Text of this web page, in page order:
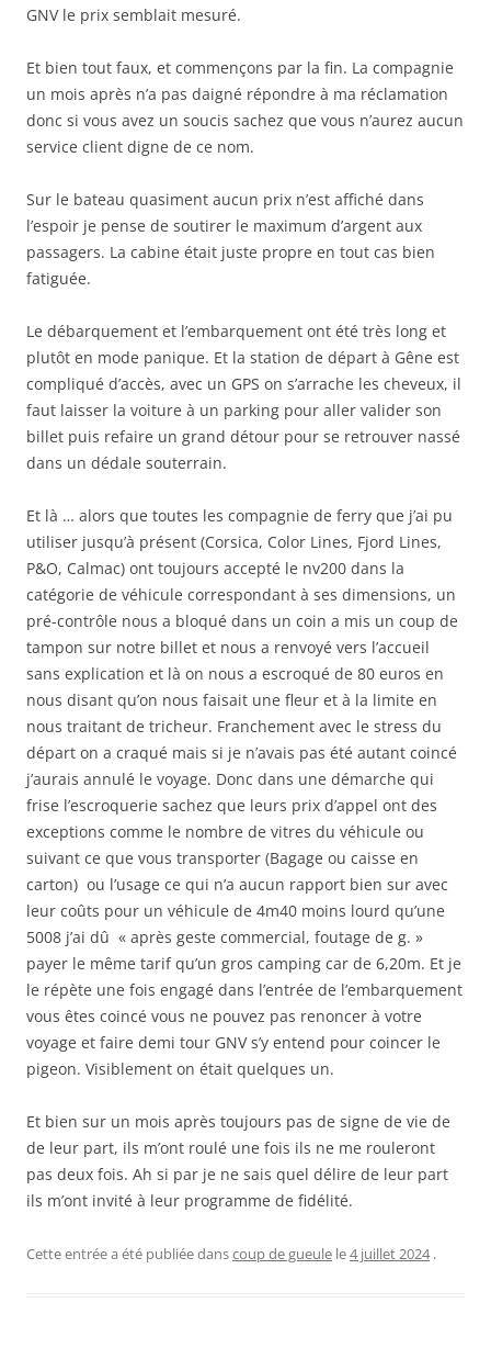
GNV le prix semblait mesuré.
Et bien tout faux, et commençons par la fin. La compagnie
un mois après n’a pas daigné répondre à ma réclamation
donc si vous avez un soucis sachez que vous n’aurez aucun
service client digne de ce nom.
Sur le bateau quasiment aucun prix n’est affiché dans
l’espoir je pense de soutirer le maximum d’argent aux
passagers. La cabine était juste propre en tout cas bien
fatiguée.
Le débarquement et l’embarquement ont été très long et
plutôt en mode panique. Et la station de départ à Gêne est
compliqué d’accès, avec un GPS on s’arrache les cheveux, il
faut laisser la voiture à un parking pour aller valider son
billet puis refaire un grand détour pour se retrouver nassé
dans un dédale souterrain.
Et là … alors que toutes les compagnie de ferry que j’ai pu
utiliser jusqu’à présent (Corsica, Color Lines, Fjord Lines,
P&O, Calmac) ont toujours accepté le nv200 dans la
catégorie de véhicule correspondant à ses dimensions, un
pré-contrôle nous a bloqué dans un coin a mis un coup de
tampon sur notre billet et nous a renvoyé vers l’accueil
sans explication et là on nous a escroqué de 80 euros en
nous disant qu’on nous faisait une fleur et à la limite en
nous traitant de tricheur. Franchement avec le stress du
départ on a craqué mais si je n’avais pas été autant coincé
j’aurais annulé le voyage. Donc dans une démarche qui
frise l’escroquerie sachez que leurs prix d’appel ont des
exceptions comme le nombre de vitres du véhicule ou
suivant ce que vous transporter (Bagage ou caisse en
carton) ou l’usage ce qui n’a aucun rapport bien sur avec
leur coûts pour un véhicule de 4m40 moins lourd qu’une
5008 j’ai dû « après geste commercial, foutage de g. »
payer le même tarif qu’un gros camping car de 6,20m. Et je
le répète une fois engagé dans l’entrée de l’embarquement
vous êtes coincé vous ne pouvez pas renoncer à votre
voyage et faire demi tour GNV s’y entend pour coincer le
pigeon. Visiblement on était quelques un.
Et bien sur un mois après toujours pas de signe de vie de
de leur part, ils m’ont roulé une fois ils ne me rouleront
pas deux fois. Ah si par je ne sais quel délire de leur part
ils m’ont invité à leur programme de fidélité.
Cette entrée a été publiée danscoup de gueule le4 juillet 2024 .